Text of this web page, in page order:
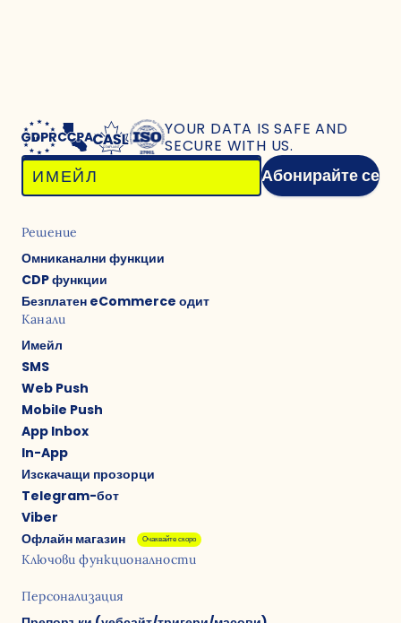
YOUR DATA IS SAFE AND
SECURE WITH US.
Абонирайте се
Решение
Омниканални функции
CDP функции
Безплатен eCommerce одит
Канали
Имейл
SMS
Web Push
Mobile Push
App Inbox
In-App
Изскачащи прозорци
Telegram-бот
Viber
Офлайн магазин
Очаквайте скоро
Ключови функционалности
Персонализация